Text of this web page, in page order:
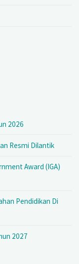
2026
Resmi Dilantik
Award (IGA)
Pendidikan Di
2027